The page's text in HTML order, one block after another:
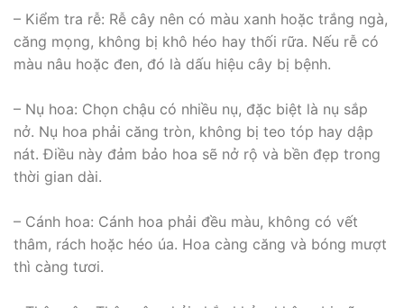
– Kiểm tra rễ: Rễ cây nên có màu xanh hoặc trắng ngà,
căng mọng, không bị khô héo hay thối rữa. Nếu rễ có
màu nâu hoặc đen, đó là dấu hiệu cây bị bệnh.
– Nụ hoa: Chọn chậu có nhiều nụ, đặc biệt là nụ sắp
nở. Nụ hoa phải căng tròn, không bị teo tóp hay dập
nát. Điều này đảm bảo hoa sẽ nở rộ và bền đẹp trong
thời gian dài.
– Cánh hoa: Cánh hoa phải đều màu, không có vết
thâm, rách hoặc héo úa. Hoa càng căng và bóng mượt
thì càng tươi.